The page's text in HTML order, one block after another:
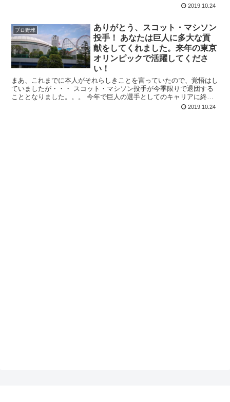
2019.10.24
プロ野球
ありがとう、スコット・マシソン
投手！ あなたは巨人に多大な貢
献をしてくれました。来年の東京
オリンピックで活躍してくださ
い！
まあ、これまでに本人がそれらしきことを言っていたので、覚悟はし
ていましたが・・・ スコット・マシソン投手が今季限りで退団する
こととなりました。。。 今年で巨人の選手としてのキャリアに終止
2019.10.24